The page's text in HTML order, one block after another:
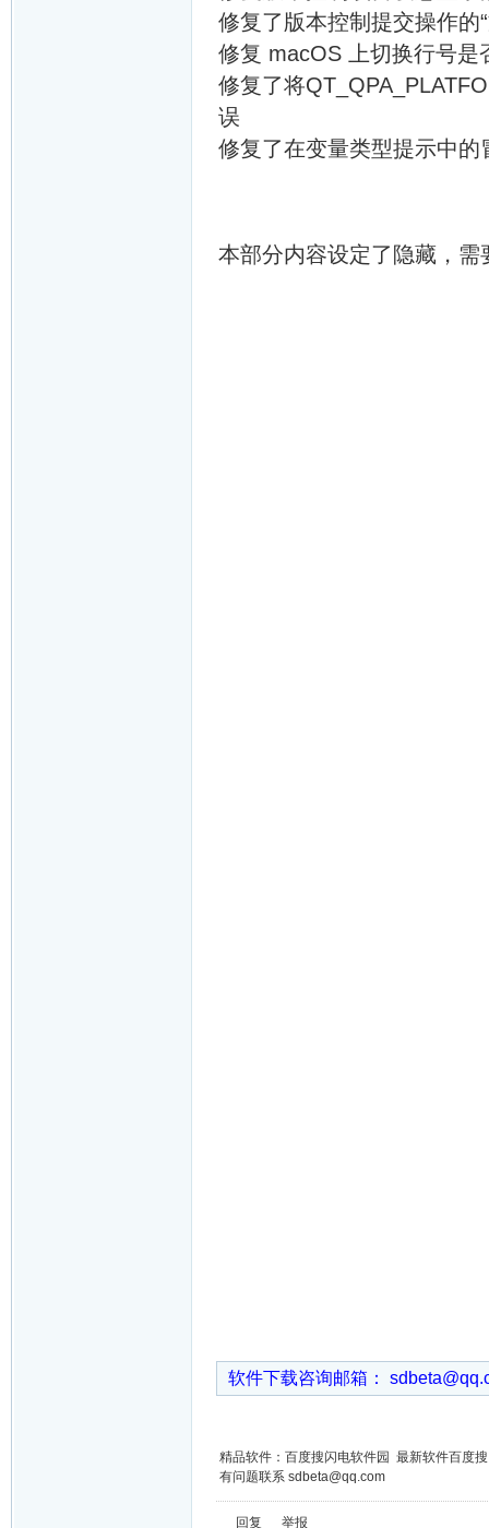
修复了版本控制提交操作的
修复 macOS 上切换行号是
修复了将
误
修复了在变量类型提示中
本部分内容设定了隐藏，需
软件下载咨询邮箱：
精品软件：百度搜闪电软件园 最新软件百度
有问题联系 sdbeta@qq.com
回复 举报